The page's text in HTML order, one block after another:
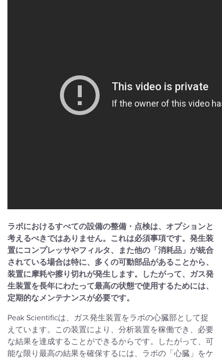
ラボにおけるすべての設備の整備・点検は、オプションと
考えるべきではありません。これは必須事項です。発生装
置にコンプレッサやフィルタ、また他の「消耗品」が統合
されている場合は特に、多くの可動部品があることから、
装置に摩耗や擦り切れが発生します。したがって、ガス発
生装置を長年にわたって最高の状態で使用するためには、
定期的なメンテナンスが必要です。
Peak Scientificは、ガス発生装置をラボの心臓部として捉
えています。この装置により、分析装置を稼働でき、必要
な結果を達成することができるからです。したがって、可
能な限り最高の結果を確保するには、ラボの「心臓」をケ